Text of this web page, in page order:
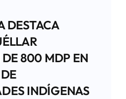
DESTACA
800 MDP EN
INDÍGENAS